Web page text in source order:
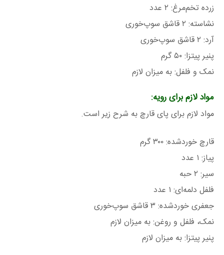
زرده تخم‌مرغ: ۲ عدد
نشاسته: ۲ قاشق سوپ‌خوری
آرد: ۲ قاشق سوپ‌خوری
پنیر پیتزا: ۵۰ گرم
نمک و فلفل: به میزان لازم
مواد لازم برای رویه:
مواد لازم برای پای قارچ به شرح زیر است.
قارچ خوردشده: ۳۰۰ گرم
پیاز: ۱ عدد
سیر: ۲ حبه
فلفل دلمه‌ای: ۱ عدد
جعفری خوردشده: ۳ قاشق سوپ‌خوری
نمک، فلفل و روغن: به میزان لازم
پنیر پیتزا: به میزان لازم